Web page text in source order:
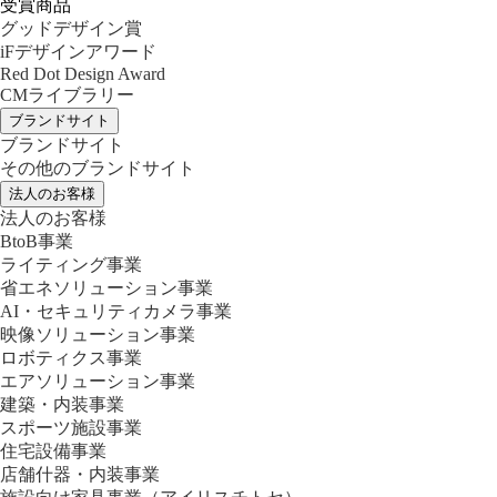
受賞商品
グッドデザイン賞
iFデザインアワード
Red Dot Design Award
CMライブラリー
ブランドサイト
ブランドサイト
その他のブランドサイト
法人のお客様
法人のお客様
BtoB事業
ライティング事業
省エネソリューション事業
AI・セキュリティカメラ事業
映像ソリューション事業
ロボティクス事業
エアソリューション事業
建築・内装事業
スポーツ施設事業
住宅設備事業
店舗什器・内装事業